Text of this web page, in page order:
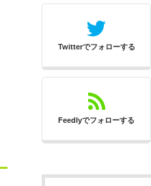
Twitterでフォローする
Feedlyでフォローする